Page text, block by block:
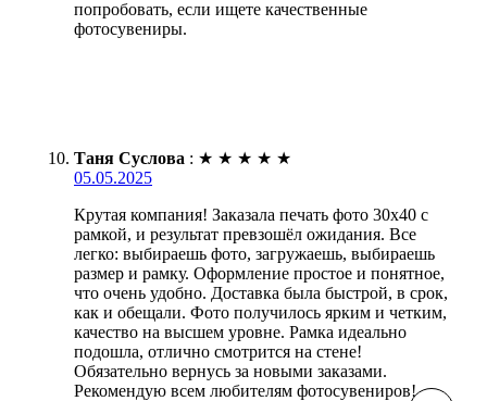
попробовать, если ищете качественные
фотосувениры.
Таня Суслова : ★ ★ ★ ★ ★
05.05.2025
Крутая компания! Заказала печать фото 30х40 с
рамкой, и результат превзошёл ожидания. Все
легко: выбираешь фото, загружаешь, выбираешь
размер и рамку. Оформление простое и понятное,
что очень удобно. Доставка была быстрой, в срок,
как и обещали. Фото получилось ярким и четким,
качество на высшем уровне. Рамка идеально
подошла, отлично смотрится на стене!
Обязательно вернусь за новыми заказами.
Рекомендую всем любителям фотосувениров!